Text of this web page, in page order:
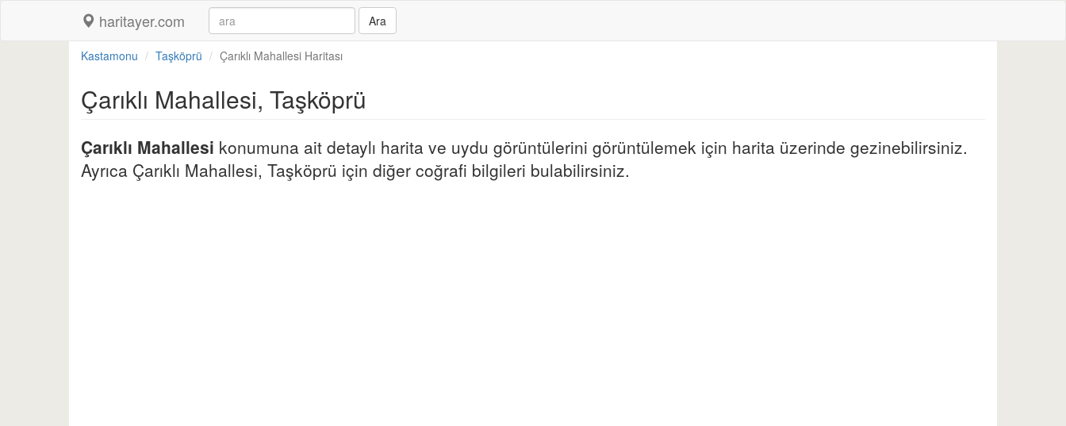
haritayer.com Ara
Kastamonu Taşköprü Çarıklı Mahallesi Haritası
Çarıklı Mahallesi, Taşköprü
Çarıklı Mahallesi konumuna ait detaylı harita ve uydu görüntülerini görüntülemek için harita üzerinde gezinebilirsiniz.
Ayrıca Çarıklı Mahallesi, Taşköprü için diğer coğrafi bilgileri bulabilirsiniz.